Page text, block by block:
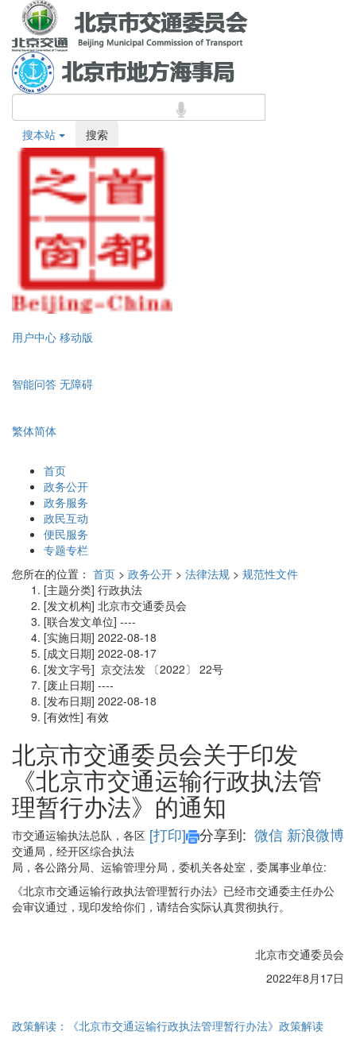
搜本站 搜索
用户中心 移动版
智能问答 无障碍
繁体简体
首页
政务公开
政务服务
政民互动
便民服务
专题专栏
您所在的位置： 首页 > 政务公开 > 法律法规 > 规范性文件
[主题分类] 行政执法
[发文机构] 北京市交通委员会
[联合发文单位] ----
[实施日期] 2022-08-18
[成文日期] 2022-08-17
[发文字号] 京交法发 〔2022〕 22号
[废止日期] ----
[发布日期] 2022-08-18
[有效性] 有效
北京市交通委员会关于印发
《北京市交通运输行政执法管
理暂行办法》的通知
[打印] 分享到: 微信 新浪微博
市交通运输执法总队，各区
交通局，经开区综合执法
局，各公路分局、运输管理分局，委机关各处室，委属事业单位:
《北京市交通运输行政执法管理暂行办法》已经市交通委主任办公
会审议通过，现印发给你们，请结合实际认真贯彻执行。
北京市交通委员会
2022年8月17日
政策解读：《北京市交通运输行政执法管理暂行办法》政策解读